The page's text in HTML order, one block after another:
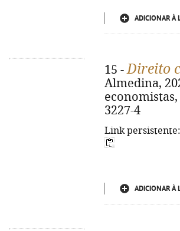
ADICIONAR À
15 -Direito
Almedina,
economistas,
3227-4
Link
ADICIONAR À